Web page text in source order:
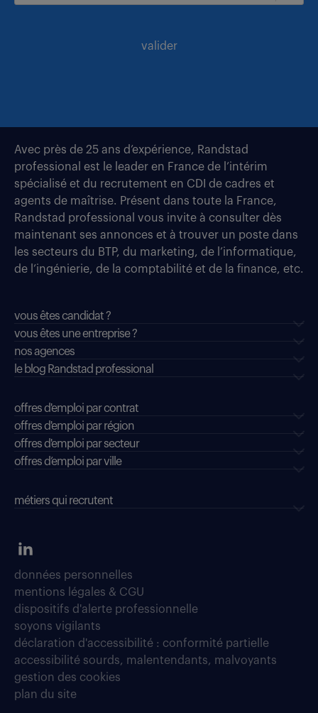
valider
Avec près de 25 ans d’expérience, Randstad
professional est le leader en France de l’intérim
spécialisé et du recrutement en CDI de cadres et
agents de maîtrise. Présent dans toute la France,
Randstad professional vous invite à consulter dès
maintenant ses annonces et à trouver un poste dans
les secteurs du BTP, du marketing, de l’informatique,
de l’ingénierie, de la comptabilité et de la finance, etc.
vous êtes candidat ?
vous êtes une entreprise ?
nos agences
le blog Randstad professional
offres d'emploi par contrat
offres d'emploi par région
offres d'emploi par secteur
offres d’emploi par ville
métiers qui recrutent
données personnelles
mentions légales & CGU
dispositifs d'alerte professionnelle
soyons vigilants
déclaration d'accessibilité : conformité partielle
accessibilité sourds, malentendants, malvoyants
gestion des cookies
plan du site